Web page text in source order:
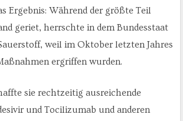
Ergebnis: Während der größte Teil
geriet, herrschte in dem Bundesstaat
weil im Oktober letzten Jahres
ergriffen wurden.
sie rechtzeitig ausreichende
und Tocilizumab und anderen